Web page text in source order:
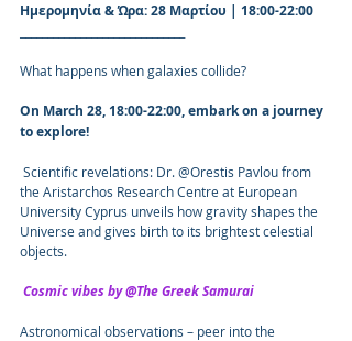
Ημερομηνία & Ώρα: 28 Μαρτίου | 18:00-22:00
What happens when galaxies collide?
On March 28, 18:00-22:00, embark on a journey
tο explore!
Scientific revelations: Dr. @Orestis Pavlou from
the Aristarchos Research Centre at European
University Cyprus unveils how gravity shapes the
Universe and gives birth to its brightest celestial
objects.
Cosmic vibes by @The Greek Samurai
Astronomical observations – peer into the